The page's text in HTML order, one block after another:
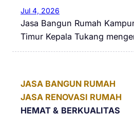
Jul 4, 2026
Jasa Bangun Rumah
Timur Kepala Tukang
JASA BANGUN RUMAH
JASA RENOVASI RUMAH
HEMAT & BERKUALITAS